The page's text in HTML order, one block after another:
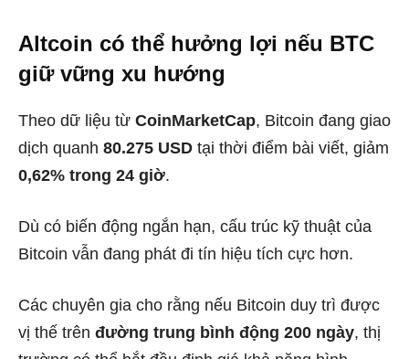
Altcoin có thể hưởng lợi nếu BTC
giữ vững xu hướng
Theo dữ liệu từ CoinMarketCap, Bitcoin đang giao
dịch quanh 80.275 USD tại thời điểm bài viết, giảm
0,62% trong 24 giờ.
Dù có biến động ngắn hạn, cấu trúc kỹ thuật của
Bitcoin vẫn đang phát đi tín hiệu tích cực hơn.
Các chuyên gia cho rằng nếu Bitcoin duy trì được
vị thế trên đường trung bình động 200 ngày, thị